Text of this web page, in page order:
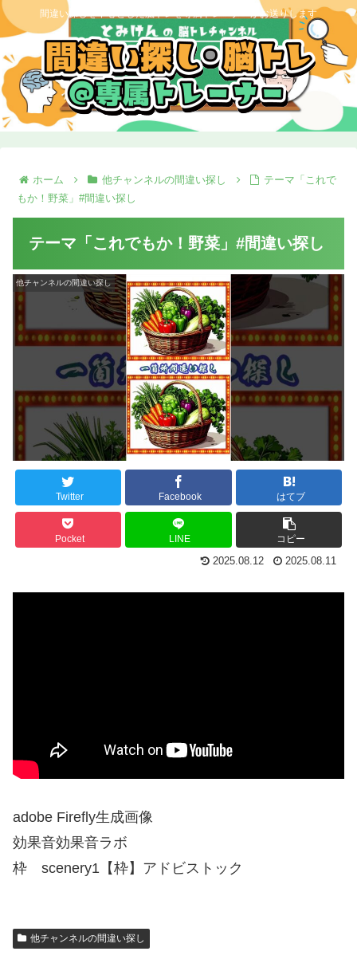
間違い探しを中心とした脳トレを専属トレーナーがお送りします
ホーム 他チャンネルの間違い探し
テーマ「これで
もか！野菜」#間違い探し
テーマ「これでもか！野菜」#間違い探し
他チャンネルの間違い探し
Twitter Facebook はてブ
Pocket LINE コピー
2025.08.12 2025.08.11
adobe Firefly生成画像
効果音効果音ラボ
枠 scenery1【枠】アドビストック
他チャンネルの間違い探し